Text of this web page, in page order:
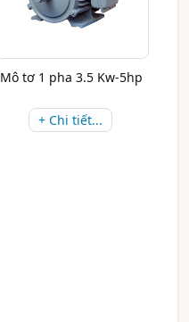
Mô tơ 1 pha 3.5 Kw-5hp
+ Chi tiết...